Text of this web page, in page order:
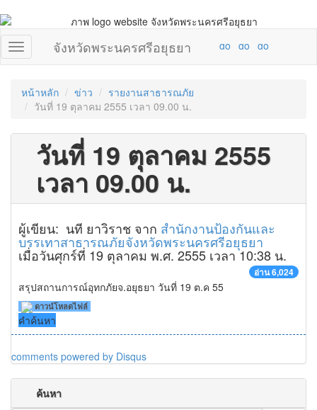
จังหวัดพระนครศรีอยุธยา
หน้าหลัก ข่าว
รายงานสาธารณภัย
วันที่ 19 ตุลาคม 2555 เวลา 09.00 น.
วันที่ 19 ตุลาคม 2555
เวลา 09.00 น.
ผู้เขียน: นที ยาวิราช จาก สำนักงานป้องกันและ
บรรเทาสาธารณภัยจังหวัดพระนครศรีอยุธยา
เมื่อวันศุกร์ที่ 19 ตุลาคม พ.ศ. 2555 เวลา 10:38 น.
อ่าน 6,024
สรุปสถานการณ์อุทกภัยจ.อยุธยา วันที่ 19 ต.ค 55
ดาวน์โหลดไฟล์
คำค้นหา
comments powered by Disqus
ค้นหา